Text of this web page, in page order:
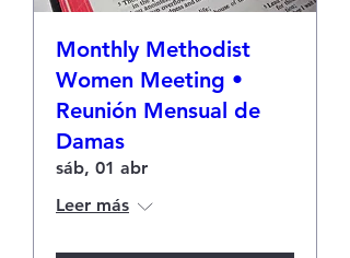
Monthly Methodist
Women Meeting •
Reunión Mensual de
Damas
sáb, 01 abr
Leer más